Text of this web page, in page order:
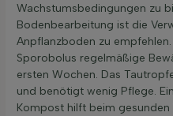
Wachstumsbedingungen zu
Bodenbearbeitung ist die
Anpflanzboden zu
Sporobolus regelmäßige
ersten Wochen. Das
und benötigt wenig Pflege.
Kompost hilft beim gesunden